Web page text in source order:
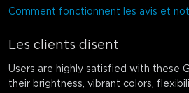
Comment fonctionnent les avis et
Les clients disent
Users are highly satisfied with these
their brightness, vibrant colors,